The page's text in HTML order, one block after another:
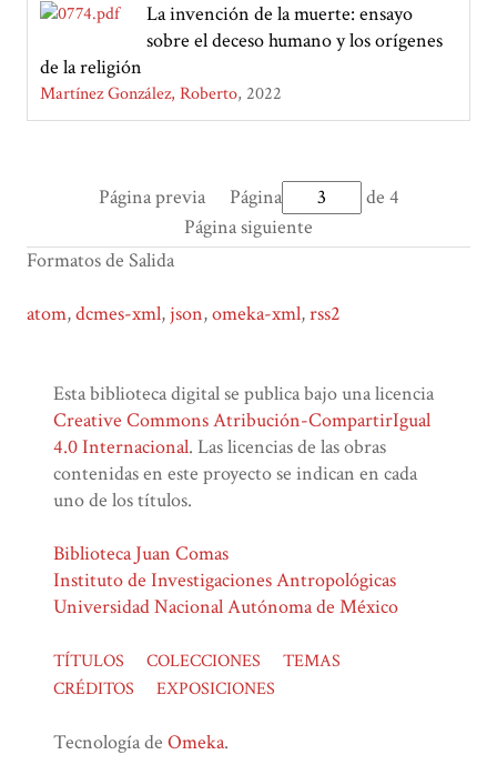
La invención de la muerte: ensayo
sobre el deceso humano y los orígenes
de la religión
Martínez González, Roberto 2022
Página previa Página
de 4
Página siguiente
Formatos de Salida
atom,dcmes-xml, json,omeka-xml,rss2
Esta biblioteca digital se publica bajo una licencia
Creative Commons Atribución-CompartirIgual
4.0 Internacional. Las licencias de las obras
contenidas en este proyecto se indican en cada
uno de los títulos.
Biblioteca Juan Comas
Instituto de Investigaciones Antropológicas
Universidad Nacional Autónoma de México
TÍTULOS COLECCIONES
TEMAS
CRÉDITOS
EXPOSICIONES
Tecnología de Omeka.